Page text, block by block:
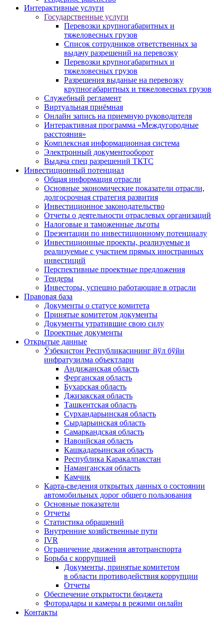
Интерактивные услуги
Государственные услуги
Перевозки крупногабаритных и
тяжеловесных грузов
Список сотрудников ответственных за
выдачу разрешений на перевозку
Перевозки крупногабаритных и
тяжеловесных грузов
Разрешения выданые на перевозку
крупногабаритных и тяжеловесных грузов
Служебный регламент
Виртуальная приёмная
Онлайн запись на приемную руководителя
Интерактивная программа «Междугородные
расстояния»
Комплексная информационная система
Электронный документооборот
Выдача спец разрешений ТКТС
Инвестиционный потенциал
Общая информация отрасли
Основные экономические показатели отрасли,
долгосрочная стратегия развития
Инвестиционное законодательство
Отчеты о деятельности отраслевых организаций
Налоговые и таможенные льготы
Презентации по инвестиционному потенциалу
Инвестиционные проекты, реализуемые и
реализуемые с участием прямых иностранных
инвестиций
Перспективные проектные предложения
Тендеры
Инвесторы, успешно работающие в отрасли
Правовая база
Документы о статусе комитета
Принятые комитетом документы
Документы утратившие свою силу
Проектные документы
Открытые данные
Ўзбекистон Республикасининг йўл бўйи
инфратузилма объектлари
Андижанская область
Ферганская область
Бухарская область
Джизакская область
Ташкентская область
Сурхандарьинская область
Сырдарьинская область
Самаркандская область
Навоийская область
Кашкадарьинская область
Республика Каракалпакстан
Наманганская область
Камчик
Карта-сведения открытых данных о состоянии
автомобильных дорог общего пользования
Основные показатели
Отчеты
Статистика обращений
Внутренние хозяйственные пути
IVR
Ограничение движения автотранспорта
Борьба с коррупцией
Документы, принятые комитетом
в области противодействия коррупции
Отчеты
Обеспечение открытости бюджета
Фоторадары и камеры в режими онлайн
Контакты